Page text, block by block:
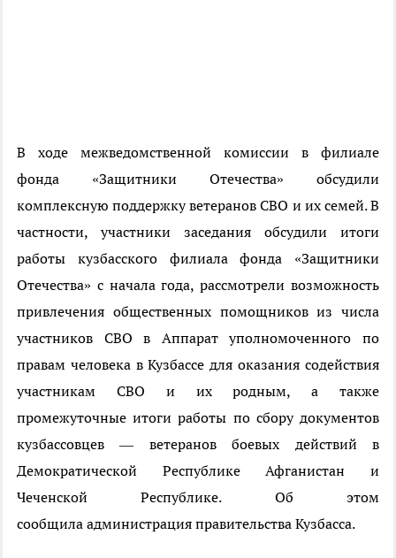
В ходе межведомственной комиссии в филиале
фонда «Защитники Отечества» обсудили
комплексную поддержку ветеранов СВО и их семей. В
частности, участники заседания обсудили итоги
работы кузбасского филиала фонда «Защитники
Отечества» с начала года, рассмотрели возможность
привлечения общественных помощников из числа
участников СВО в Аппарат уполномоченного по
правам человека в Кузбассе для оказания содействия
участникам СВО и их родным, а также
промежуточные итоги работы по сбору документов
кузбассовцев — ветеранов боевых действий в
Демократической Республике Афганистан и
Чеченской Республике. Об этом
сообщила администрация правительства Кузбасса.